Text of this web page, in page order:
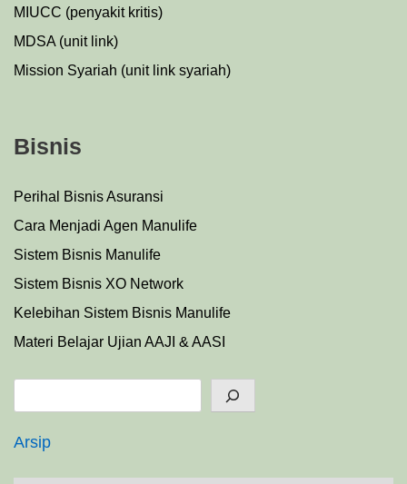
MIUCC (penyakit kritis)
MDSA (unit link)
Mission Syariah (unit link syariah)
Bisnis
Perihal Bisnis Asuransi
Cara Menjadi Agen Manulife
Sistem Bisnis Manulife
Sistem Bisnis XO Network
Kelebihan Sistem Bisnis Manulife
Materi Belajar Ujian AAJI & AASI
Arsip